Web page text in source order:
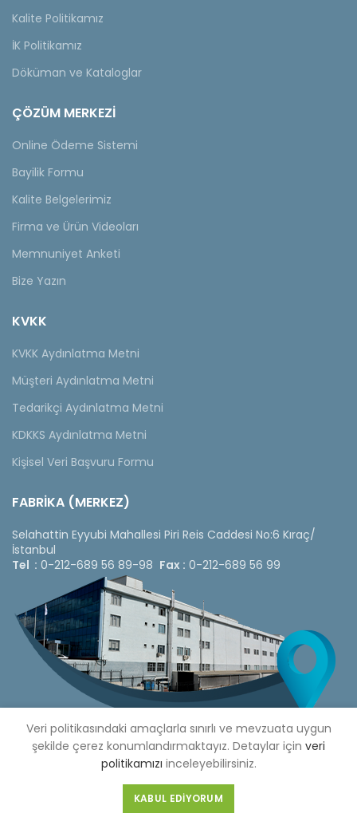
Kalite Politikamız
İK Politikamız
Döküman ve Kataloglar
ÇÖZÜM MERKEZİ
Online Ödeme Sistemi
Bayilik Formu
Kalite Belgelerimiz
Firma ve Ürün Videoları
Memnuniyet Anketi
Bize Yazın
KVKK
KVKK Aydınlatma Metni
Müşteri Aydınlatma Metni
Tedarikçi Aydınlatma Metni
KDKKS Aydınlatma Metni
Kişisel Veri Başvuru Formu
FABRİKA (MERKEZ)
Selahattin Eyyubi Mahallesi Piri Reis Caddesi No:6 Kıraç/
İstanbul
Tel : 0-212-689 56 89-98 Fax : 0-212-689 56 99
Copyright © 2020 Çetinkaya Pano |Çetinkaya Pano Fiyat
Listesi
Veri politikasındaki amaçlarla sınırlı ve mevzuata uygun
şekilde çerez konumlandırmaktayız. Detaylar için veri
politikamızı inceleyebilirsiniz.
KABUL EDIYORUM